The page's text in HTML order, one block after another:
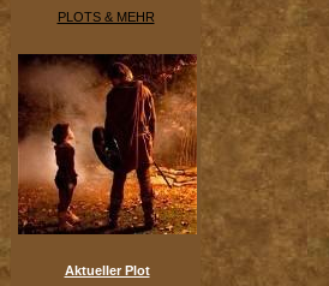
PLOTS & MEHR
Aktueller Plot